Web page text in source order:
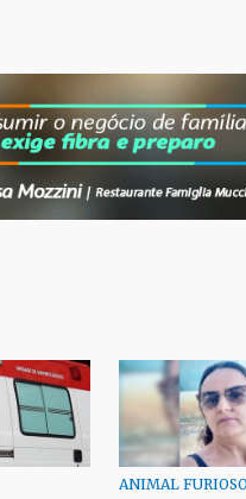
ANIMAL FURIOSO